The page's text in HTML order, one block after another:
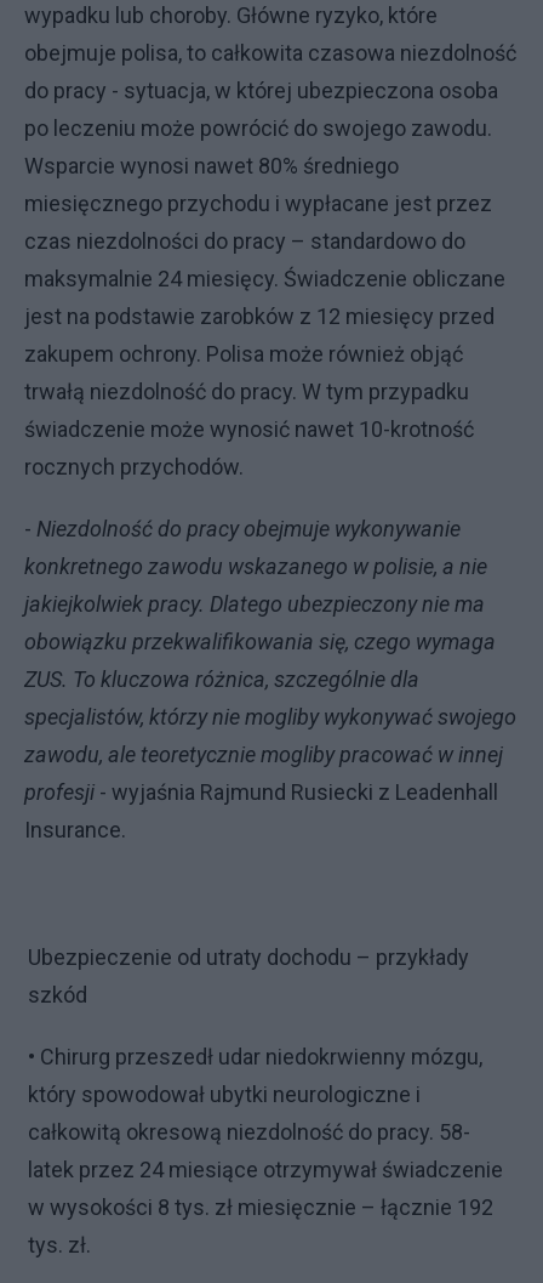
wypadku lub choroby. Główne ryzyko, które
obejmuje polisa, to całkowita czasowa niezdolność
do pracy - sytuacja, w której ubezpieczona osoba
po leczeniu może powrócić do swojego zawodu.
Wsparcie wynosi nawet 80% średniego
miesięcznego przychodu i wypłacane jest przez
czas niezdolności do pracy – standardowo do
maksymalnie 24 miesięcy. Świadczenie obliczane
jest na podstawie zarobków z 12 miesięcy przed
zakupem ochrony. Polisa może również objąć
trwałą niezdolność do pracy. W tym przypadku
świadczenie może wynosić nawet 10-krotność
rocznych przychodów.
- Niezdolność do pracy obejmuje wykonywanie
konkretnego zawodu wskazanego w polisie, a nie
jakiejkolwiek pracy. Dlatego ubezpieczony nie ma
obowiązku przekwalifikowania się, czego wymaga
ZUS. To kluczowa różnica, szczególnie dla
specjalistów, którzy nie mogliby wykonywać swojego
zawodu, ale teoretycznie mogliby pracować w innej
profesji - wyjaśnia Rajmund Rusiecki z Leadenhall
Insurance.
Ubezpieczenie od utraty dochodu – przykłady
szkód
• Chirurg przeszedł udar niedokrwienny mózgu,
który spowodował ubytki neurologiczne i
całkowitą okresową niezdolność do pracy. 58-
latek przez 24 miesiące otrzymywał świadczenie
w wysokości 8 tys. zł miesięcznie – łącznie 192
tys. zł.